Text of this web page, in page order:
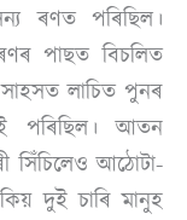
ৰণত পৰিছিল।
পাছত বিচলিত
সাহসত লাচিত পুনৰ
পৰিছিল। আতন
সিঁচিলেও আঠোটা-
দুই চাৰি মানুহ